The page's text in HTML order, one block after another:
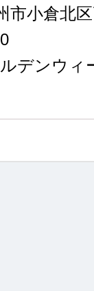
市小倉北
デンウィ